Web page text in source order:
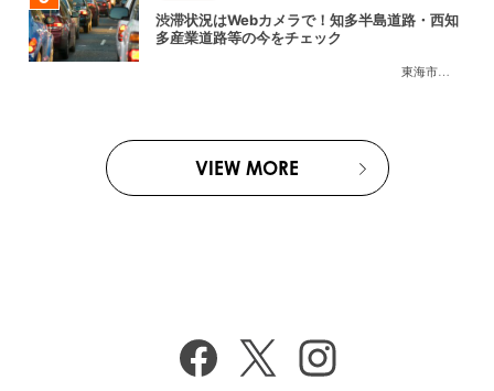
東海市
,大府市
渋滞状況はWebカメラで！知多半島道路・西知
多産業道路等の今をチェック
VIEW MORE